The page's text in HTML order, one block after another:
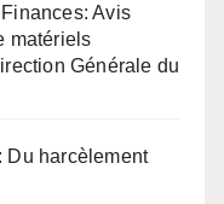
Avis
matériels
Générale du
Du harcèlement